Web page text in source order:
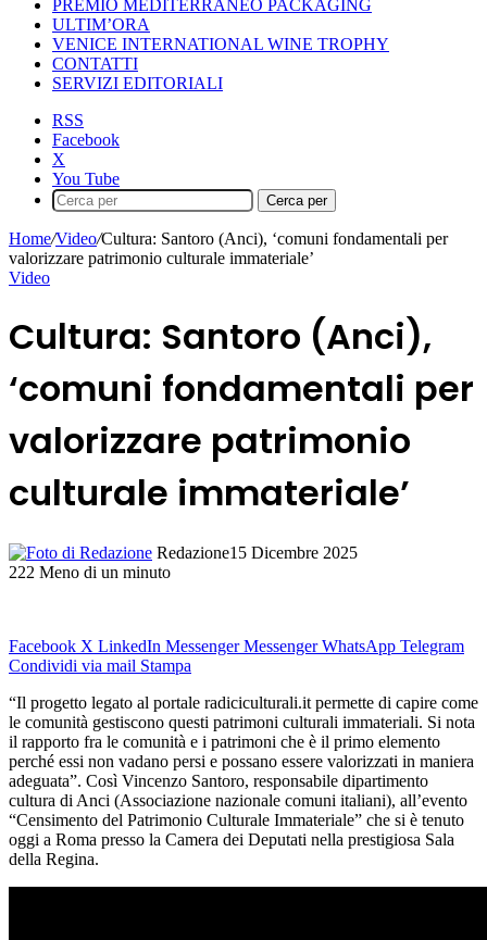
PREMIO MEDITERRANEO PACKAGING
ULTIM’ORA
VENICE INTERNATIONAL WINE TROPHY
CONTATTI
SERVIZI EDITORIALI
RSS
Facebook
X
You Tube
Cerca per
Home/Video/Cultura: Santoro (Anci), ‘comuni fondamentali per
valorizzare patrimonio culturale immateriale’
Video
Cultura: Santoro (Anci),
‘comuni fondamentali per
valorizzare patrimonio
culturale immateriale’
Redazione15 Dicembre 2025
222 Meno di un minuto
Facebook X LinkedIn Messenger Messenger WhatsApp Telegram
Condividi via mail Stampa
“Il progetto legato al portale radiciculturali.it permette di capire come
le comunità gestiscono questi patrimoni culturali immateriali. Si nota
il rapporto fra le comunità e i patrimoni che è il primo elemento
perché essi non vadano persi e possano essere valorizzati in maniera
adeguata”. Così Vincenzo Santoro, responsabile dipartimento
cultura di Anci (Associazione nazionale comuni italiani), all’evento
“Censimento del Patrimonio Culturale Immateriale” che si è tenuto
oggi a Roma presso la Camera dei Deputati nella prestigiosa Sala
della Regina.